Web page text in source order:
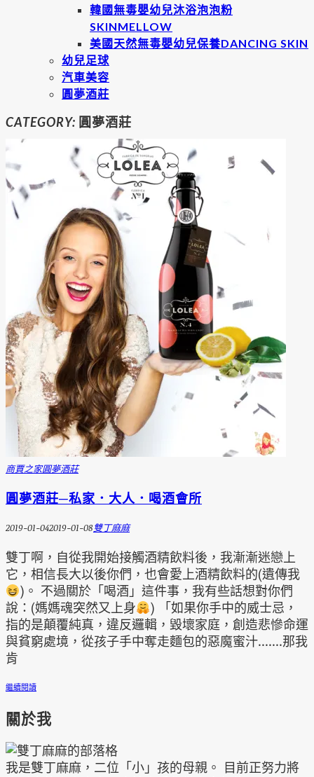
韓國無毒嬰幼兒沐浴泡泡粉
SKINMELLOW
美國天然無毒嬰幼兒保養DANCING SKIN
幼兒足球
汽車美容
圓夢酒莊
CATEGORY: 圓夢酒莊
商賈之家圓夢酒莊
圓夢酒莊─私家．大人．喝酒會所
2019-01-042019-01-08雙丁麻麻
雙丁啊，自從我開始接觸酒精飲料後，我漸漸迷戀上
它，相信長大以後你們，也會愛上酒精飲料的(遺傳我
)。 不過關於「喝酒」這件事，我有些話想對你們
說：(媽媽魂突然又上身
) 「如果你手中的威士忌，
指的是顛覆純真，違反邏輯，毀壞家庭，創造悲慘命運
與貧窮處境，從孩子手中奪走麵包的惡魔蜜汁.......那我
肯
繼續閱讀
關於我
我是雙丁麻麻，二位「小」孩的母親。 目前正努力將